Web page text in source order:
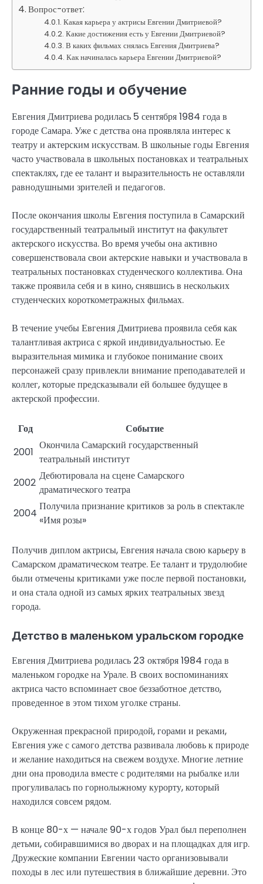
Вопрос-ответ:
Какая карьера у актрисы Евгении Дмитриевой?
Какие достижения есть у Евгении Дмитриевой?
В каких фильмах снялась Евгения Дмитриева?
Как начиналась карьера Евгении Дмитриевой?
Ранние годы и обучение
Евгения Дмитриева родилась 5 сентября 1984 года в
городе Самара. Уже с детства она проявляла интерес к
театру и актерским искусствам. В школьные годы Евгения
часто участвовала в школьных постановках и театральных
спектаклях, где ее талант и выразительность не оставляли
равнодушными зрителей и педагогов.
После окончания школы Евгения поступила в Самарский
государственный театральный институт на факультет
актерского искусства. Во время учебы она активно
совершенствовала свои актерские навыки и участвовала в
театральных постановках студенческого коллектива. Она
также проявила себя и в кино, снявшись в нескольких
студенческих короткометражных фильмах.
В течение учебы Евгения Дмитриева проявила себя как
талантливая актриса с яркой индивидуальностью. Ее
выразительная мимика и глубокое понимание своих
персонажей сразу привлекли внимание преподавателей и
коллег, которые предсказывали ей большее будущее в
актерской профессии.
Год
Событие
2001
Окончила Самарский государственный
театральный институт
2002
Дебютировала на сцене Самарского
драматического театра
2004
Получила признание критиков за роль в спектакле
«Имя розы»
Получив диплом актрисы, Евгения начала свою карьеру в
Самарском драматическом театре. Ее талант и трудолюбие
были отмечены критиками уже после первой постановки,
и она стала одной из самых ярких театральных звезд
города.
Детство в маленьком уральском городке
Евгения Дмитриева родилась 23 октября 1984 года в
маленьком городке на Урале. В своих воспоминаниях
актриса часто вспоминает свое беззаботное детство,
проведенное в этом тихом уголке страны.
Окруженная прекрасной природой, горами и реками,
Евгения уже с самого детства развивала любовь к природе
и желание находиться на свежем воздухе. Многие летние
дни она проводила вместе с родителями на рыбалке или
прогуливалась по горнолыжному курорту, который
находился совсем рядом.
В конце 80-х — начале 90-х годов Урал был переполнен
детьми, собиравшимися во дворах и на площадках для игр.
Дружеские компании Евгении часто организовывали
походы в лес или путешествия в ближайшие деревни. Это